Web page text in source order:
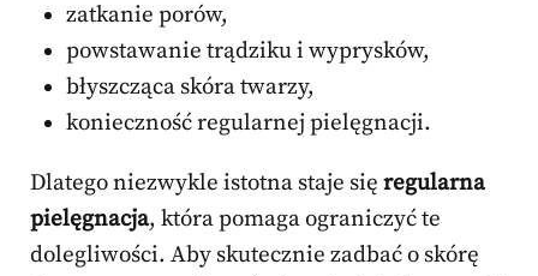
zatkanie porów,
powstawanie trądziku i wyprysków,
błyszcząca skóra twarzy,
konieczność regularnej pielęgnacji.
Dlatego niezwykle istotna staje się regularna
pielęgnacja, która pomaga ograniczyć te
dolegliwości. Aby skutecznie zadbać o skórę